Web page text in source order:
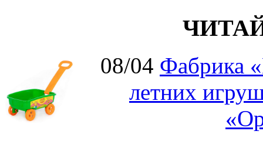
08/04 Фабрика
летних